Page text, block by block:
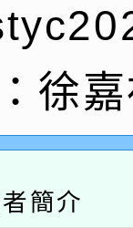
同仁踴
(無人
動站研
度閱讀
研習
智慧
名單
第1次
徐
簡介